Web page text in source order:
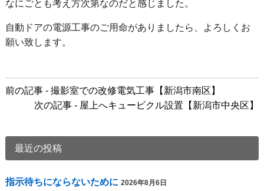
なにごとも考え方次第なのだと感じました。
自動ドアの電源工事のご用命がありましたら、よろしくお
願い致します。
前
へ
リ
前の記事 - 撮影室での改修電気工事【新潟市南区】
次の記事 - 屋上へキュービクル設置【新潟市中央区】
最近の投稿
指示待ちにならないために 2026年8月6日